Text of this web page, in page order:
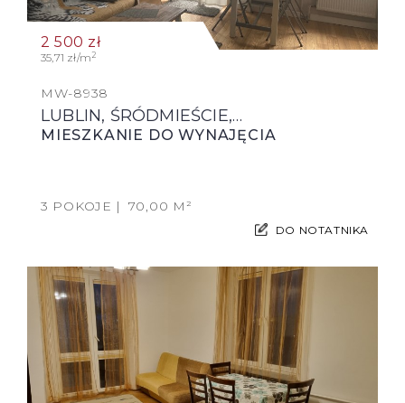
MW-8938
LUBLIN, ŚRÓDMIEŚCIE,…
MIESZKANIE DO WYNAJĘCIA
3 POKOJE 70,00 M²
2 500 zł
35,71 zł/m2
DO NOTATNIKA